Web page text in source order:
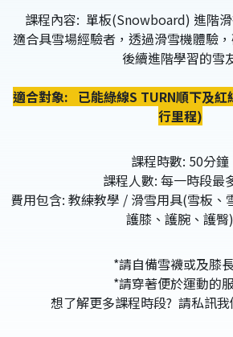
課程內容: 單板(Snowboard) 進階
適合具雪場經驗者，透過滑雪機體驗
後續進階學習的雪
適合對象: 已能綠線S TURN順下及
行里程)
課程時數: 50分鐘
課程人數: 每一時段最
費用包含: 教練教學 / 滑雪用具(雪板、
護膝、護腕、護臀)
*請自備雪襪或及膝
*請穿著便於運動的
想了解更多課程時段? 請私訊